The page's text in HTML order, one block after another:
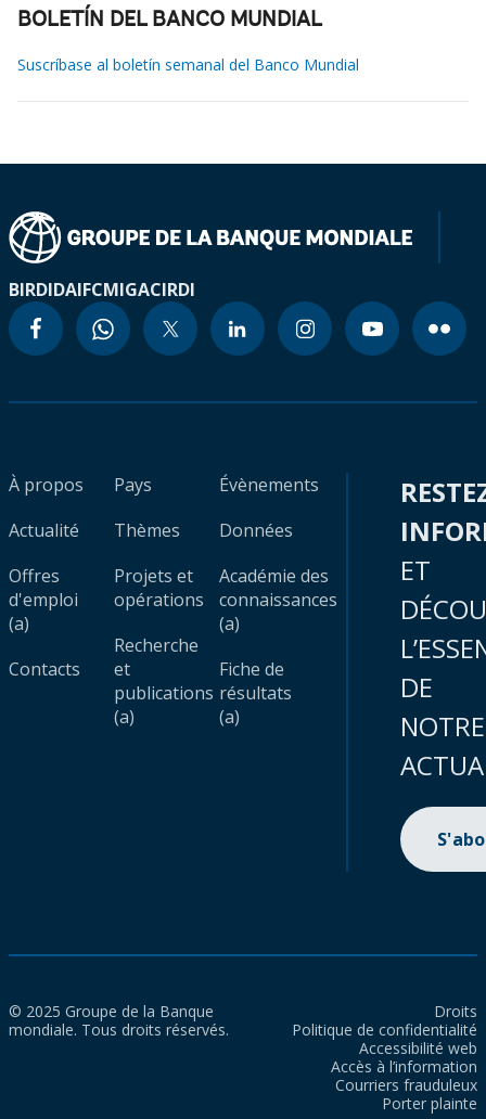
BOLETÍN DEL BANCO MUNDIAL
Suscríbase al boletín semanal del Banco Mundial
BIRDIDAIFCMIGACIRDI
À propos
Actualité
Offres
d'emploi
(a)
Contacts
Pays
Thèmes
Projets et
opérations
Recherche
et
publications
(a)
Évènements
Données
Académie des
connaissances
(a)
Fiche de
résultats
(a)
ET
DE
NOTRE
© 2025 Groupe de la Banque
mondiale. Tous droits réservés.
Droits
Politique de confidentialité
Accessibilité web
Accès à l’information
Courriers frauduleux
Porter plainte